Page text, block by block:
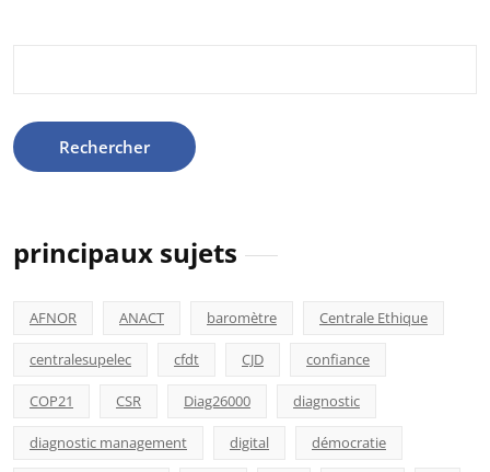
principaux sujets
AFNOR ANACT baromètre Centrale Ethique
centralesupelec cfdt CJD confiance
COP21 CSR Diag26000 diagnostic
diagnostic management digital démocratie